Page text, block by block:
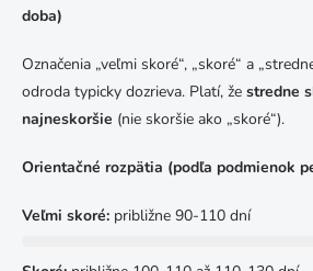
doba)
Označenia „veľmi skoré“, „skoré“ a
odroda typicky dozrieva. Platí, že stredne
najneskoršie (nie skoršie ako „skoré“).
Orientačné rozpätia (podľa podmienok
Veľmi skoré: približne 90-110 dní